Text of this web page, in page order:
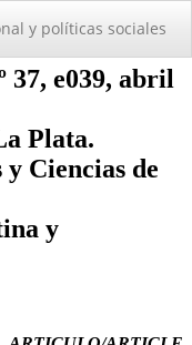
y polí­ticas sociales